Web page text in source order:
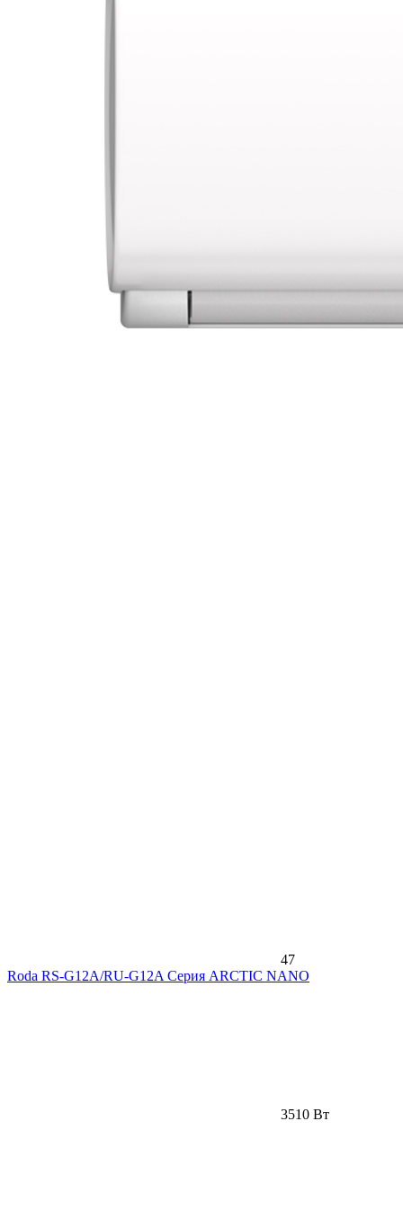
47
Roda RS-G12A/RU-G12A Серия ARCTIC NANO
3510 Вт